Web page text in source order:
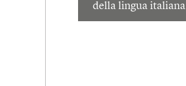
della lingua italiana